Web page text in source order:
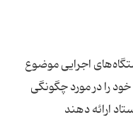
اجرایی موضوع
را در مورد چگونگی